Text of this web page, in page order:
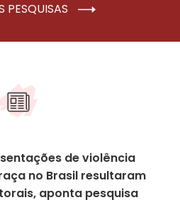
PESQUISAS
de violência
no Brasil resultaram
aponta pesquisa